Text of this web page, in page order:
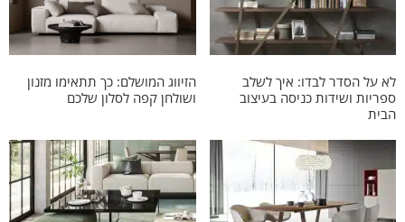
לא על הסדר לבדו: איך לשלב
ספריות ושידות כניסה בעיצוב
הבית
הזיווג המושלם: כך תתאימו מזנון
ושולחן קפה לסלון שלכם